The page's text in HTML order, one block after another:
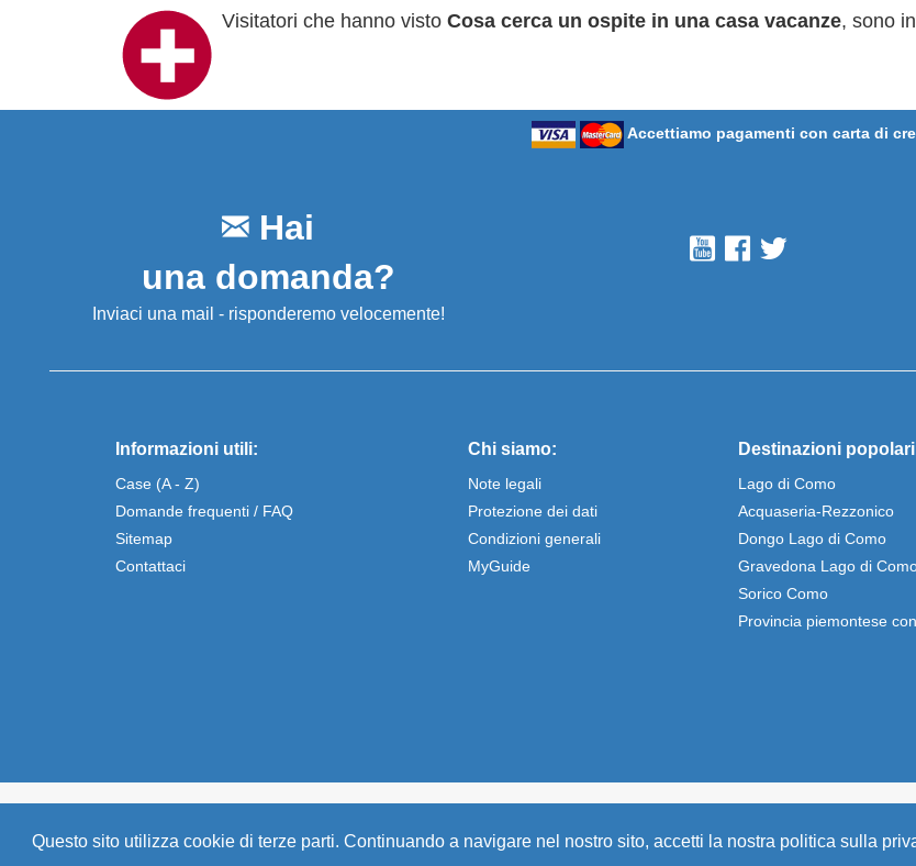
Questo sito utilizza cookie di terze parti. Continuando a navigare nel nostro sito, accetti la nostra politica sulla
Visitatori che hanno visto Cosa cerca un ospite in una casa vacanze, sono
Accettiamo pagamenti con carta di
Hai
una domanda?
Inviaci una mail - risponderemo velocemente!
Informazioni utili:
Case (A - Z)
Domande frequenti / FAQ
Sitemap
Contattaci
Chi siamo:
Note legali
Protezione dei dati
Condizioni generali
MyGuide
Destinazioni
Lago di Como
Acquaseria-Rezzonico
Dongo Lago di Como
Gravedona Lago di
Sorico Como
Provincia piemontese
© Comolake Homes - La tua casa per le vacanze. Case e appartamenti per vacanze direttamente affittati dal proprietario -
lago di Como